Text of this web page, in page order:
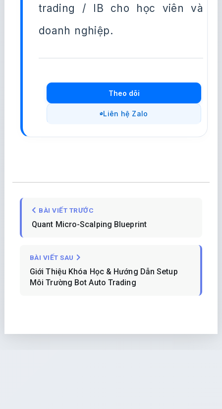
trading / IB cho học viên và
doanh nghiệp.
Theo dõi
Liên hệ Zalo
BÀI VIẾT TRƯỚC
Quant Micro-Scalping Blueprint
BÀI VIẾT SAU
Giới Thiệu Khóa Học & Hướng Dẫn Setup
Môi Trường Bot Auto Trading